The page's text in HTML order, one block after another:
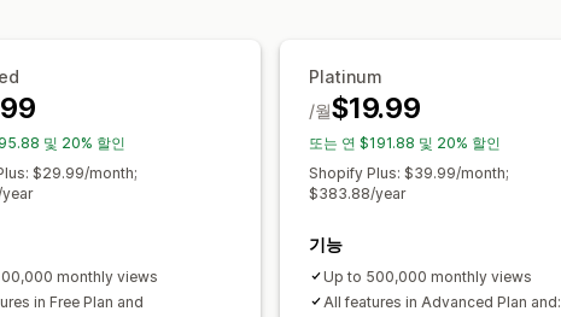
트래픽 보고서
및 20% 할인
$29.99/month;
monthly views
in Free Plan and
Platinum
$19.99
/월
또는 연 $191.88 및 20% 할인
Shopify Plus: $39.99/month;
$383.88/year
기능
Up to 500,000 monthly views
All features in Advanced Plan and: